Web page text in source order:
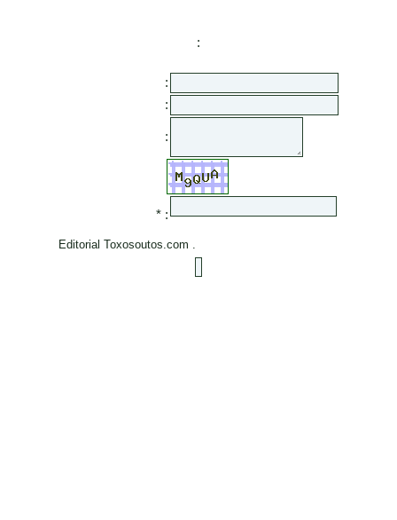
:
:
:
:
* :
Editorial Toxosoutos.com .